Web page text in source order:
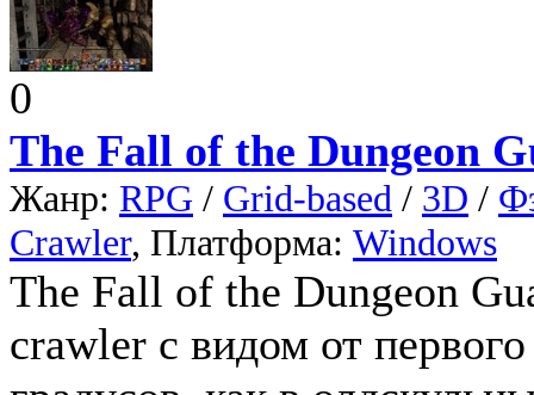
0
The Fall of the Dungeon
Жанр: RPG / Grid-based / 3D /
Crawler, Платформа: Windows
The Fall of the Dungeon
crawler с видом от